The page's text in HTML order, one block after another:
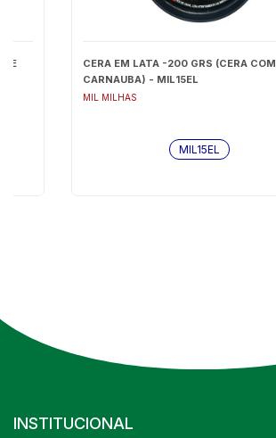
E
CERA EM LATA -200 GRS (CERA COM
CARNAUBA) - MIL15EL
MIL MILHAS
MIL15EL
INSTITUCIONAL